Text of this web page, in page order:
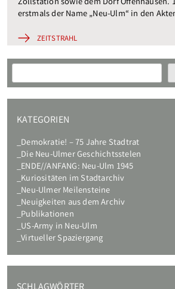
erstmals der Name „Neu-Ulm“ in den
ZEITSTRAHL
Suchen
KATEGORIEN
Demokratie! – 75 Jahre Stadtrat
Die Neu-Ulmer Geschichtsstelen
ENDE//ANFANG: Neu-Ulm 1945
Kuriositäten im Stadtarchiv
Neu-Ulmer Meilensteine
Neuigkeiten aus dem Archiv
Publikationen
US-Army in Neu-Ulm
Virtueller Spaziergang